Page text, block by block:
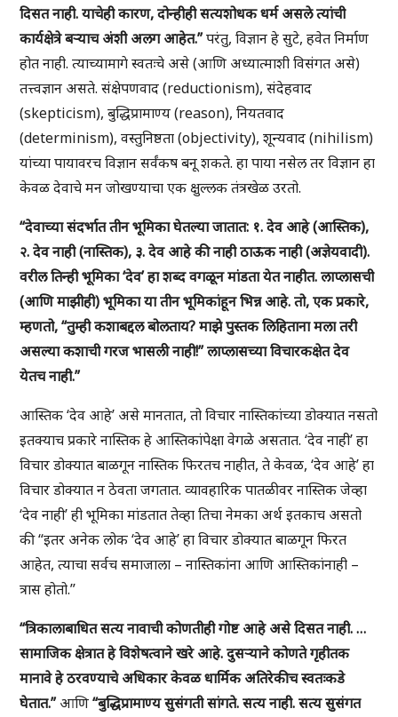
दिसत नाही. याचेही कारण, दोन्हीही सत्यशोधक धर्म असले त्यांची
कार्यक्षेत्रे बऱ्याच अंशी अलग आहेत.”परंतु, विज्ञान हे सुटे, हवेत निर्माण
होत नाही. त्याच्यामागे स्वतःचे असे (आणि अध्यात्माशी विसंगत असे)
तत्त्वज्ञान असते. संक्षेपणवाद (reductionism), संदेहवाद
(skepticism), बुद्धिप्रामाण्य (reason), नियतवाद
(determinism), वस्तुनिष्ठता (objectivity), शून्यवाद (nihilism)
यांच्या पायावरच विज्ञान सर्वंकष बनू शकते. हा पाया नसेल तर विज्ञान हा
केवळ देवाचे मन जोखण्याचा एक क्षुल्लक तंत्रखेळ उरतो.
“देवाच्या संदर्भात तीन भूमिका घेतल्या जातात: १. देव आहे (आस्तिक),
२. देव नाही (नास्तिक), ३. देव आहे की नाही ठाऊक नाही (अज्ञेयवादी).
वरील तिन्ही भूमिका ‘देव’ हा शब्द वगळून मांडता येत नाहीत. लाप्लासची
(आणि माझीही) भूमिका या तीन भूमिकांहून भिन्न आहे. तो, एक प्रकारे,
म्हणतो, “तुम्ही कशाबद्दल बोलताय? माझे पुस्तक लिहिताना मला तरी
असल्या कशाची गरज भासली नाही!” लाप्लासच्या विचारकक्षेत देव
येतच नाही.”
आस्तिक ‘देव आहे’ असे मानतात, तो विचार नास्तिकांच्या डोक्यात नसतो
इतक्याच प्रकारे नास्तिक हे आस्तिकांपेक्षा वेगळे असतात. ‘देव नाही’ हा
विचार डोक्यात बाळगून नास्तिक फिरतच नाहीत, ते केवळ, ‘देव आहे’ हा
विचार डोक्यात न ठेवता जगतात. व्यावहारिक पातळीवर नास्तिक जेव्हा
‘देव नाही’ ही भूमिका मांडतात तेव्हा तिचा नेमका अर्थ इतकाच असतो
की “इतर अनेक लोक ‘देव आहे’ हा विचार डोक्यात बाळगून फिरत
आहेत, त्याचा सर्वच समाजाला – नास्तिकांना आणि आस्तिकांनाही –
त्रास होतो.”
“त्रिकालाबाधित सत्य नावाची कोणतीही गोष्ट आहे असे दिसत नाही. …
सामाजिक क्षेत्रात हे विशेषत्वाने खरे आहे. दुसऱ्याने कोणते गृहीतक
मानावे हे ठरवण्याचे अधिकार केवळ धार्मिक अतिरेकीच स्वतःकडे
घेतात.” आणि“बुद्धिप्रामाण्य सुसंगती सांगते. सत्य नाही. सत्य सुसंगत